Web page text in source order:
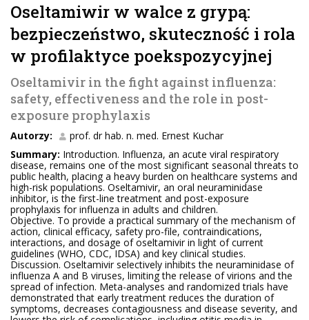
Oseltamiwir w walce z grypą:
bezpieczeństwo, skuteczność i rola
w profilaktyce poekspozycyjnej
Oseltamivir in the fight against influenza:
safety, effectiveness and the role in post-
exposure prophylaxis
Autorzy:
prof. dr hab. n. med. Ernest Kuchar
Summary: Introduction. Influenza, an acute viral respiratory
disease, remains one of the most significant seasonal threats to
public health, placing a heavy burden on healthcare systems and
high-risk populations. Oseltamivir, an oral neuraminidase
inhibitor, is the first-line treatment and post-exposure
prophylaxis for influenza in adults and children.
Objective. To provide a practical summary of the mechanism of
action, clinical efficacy, safety pro-file, contraindications,
interactions, and dosage of oseltamivir in light of current
guidelines (WHO, CDC, IDSA) and key clinical studies.
Discussion. Oseltamivir selectively inhibits the neuraminidase of
influenza A and B viruses, limiting the release of virions and the
spread of infection. Meta-analyses and randomized trials have
demonstrated that early treatment reduces the duration of
symptoms, decreases contagiousness and disease severity, and